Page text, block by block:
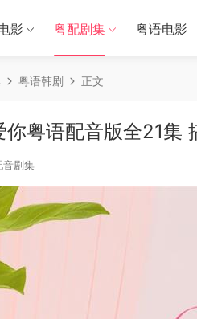
影 粤配剧集 粤语电影
粤语韩剧 正文
粤语配音版全21集
音剧集